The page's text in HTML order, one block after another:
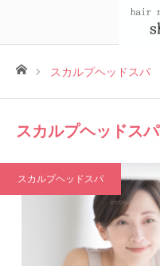
ホームスカルプヘッドスパ
スカルプヘッドスパ
スカルプヘッドスパ